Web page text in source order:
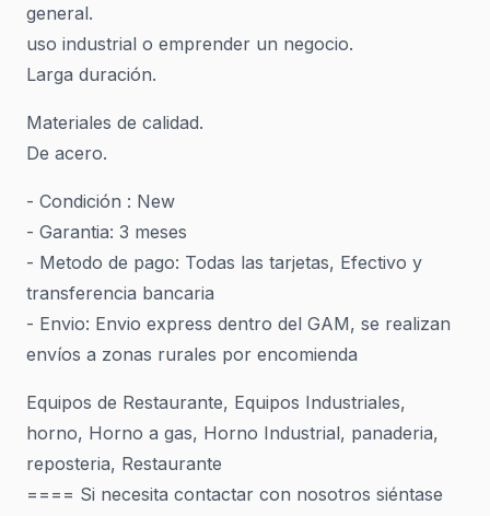
general.
uso industrial o emprender un negocio.
Larga duración.
Materiales de calidad.
De acero.
- Condición : New
- Garantia: 3 meses
- Metodo de pago: Todas las tarjetas, Efectivo y
transferencia bancaria
- Envio: Envio express dentro del GAM, se realizan
envíos a zonas rurales por encomienda
Equipos de Restaurante, Equipos Industriales,
horno, Horno a gas, Horno Industrial, panaderia,
reposteria, Restaurante
==== Si necesita contactar con nosotros siéntase